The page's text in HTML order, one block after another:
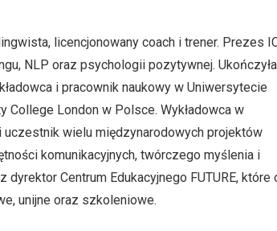
licencjonowany coach i trener. Prezes
NLP oraz psychologii pozytywnej. Ukończyła
i pracownik naukowy w Uniwersytecie
London w Polsce. Wykładowca w
uczestnik wielu międzynarodowych projektów
komunikacyjnych, twórczego myślenia i
Centrum Edukacyjnego FUTURE, które
unijne oraz szkoleniowe.